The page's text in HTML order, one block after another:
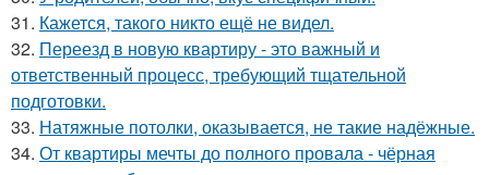
31. Кажется, такого никто ещё не видел.
32. Переезд в новую квартиру - это важный и
ответственный процесс, требующий тщательной
подготовки.
33. Натяжные потолки, оказывается, не такие надёжные.
34. От квартиры мечты до полного провала - чёрная